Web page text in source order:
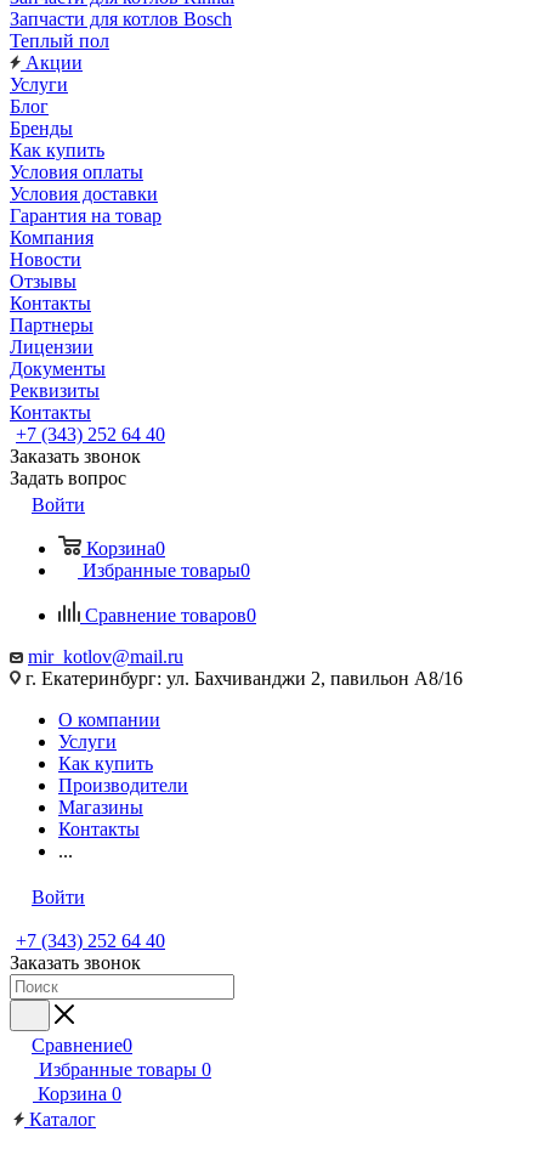
Запчасти для котлов Bosch
Теплый пол
Акции
Услуги
Блог
Бренды
Как купить
Условия оплаты
Условия доставки
Гарантия на товар
Компания
Новости
Отзывы
Контакты
Партнеры
Лицензии
Документы
Реквизиты
Контакты
+7 (343) 252 64 40
Заказать звонок
Задать вопрос
Войти
Корзина0
Избранные товары0
Сравнение товаров0
mir_kotlov@mail.ru
г. Екатеринбург: ул. Бахчиванджи 2, павильон А8/16
О компании
Услуги
Как купить
Производители
Магазины
Контакты
...
Войти
+7 (343) 252 64 40
Заказать звонок
Сравнение0
Избранные товары 0
Корзина 0
Каталог